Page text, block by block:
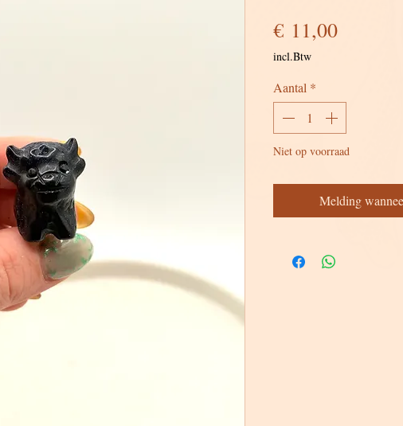
€ 11,00Prijs
incl.Btw
Aantal *
Niet op voorraad
Melding